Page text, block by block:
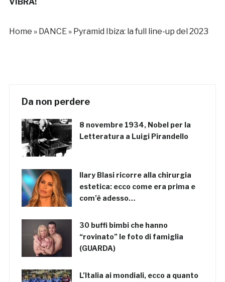
VIBRA!
Home » DANCE» Pyramid Ibiza: la full line-up del 2023
Da non perdere
8 novembre 1934, Nobel per la
Letteratura a Luigi Pirandello
Ilary Blasi ricorre alla chirurgia
estetica: ecco come era prima e
com’è adesso…
30 buffi bimbi che hanno
“rovinato” le foto di famiglia
(GUARDA)
L’Italia ai mondiali, ecco a quanto